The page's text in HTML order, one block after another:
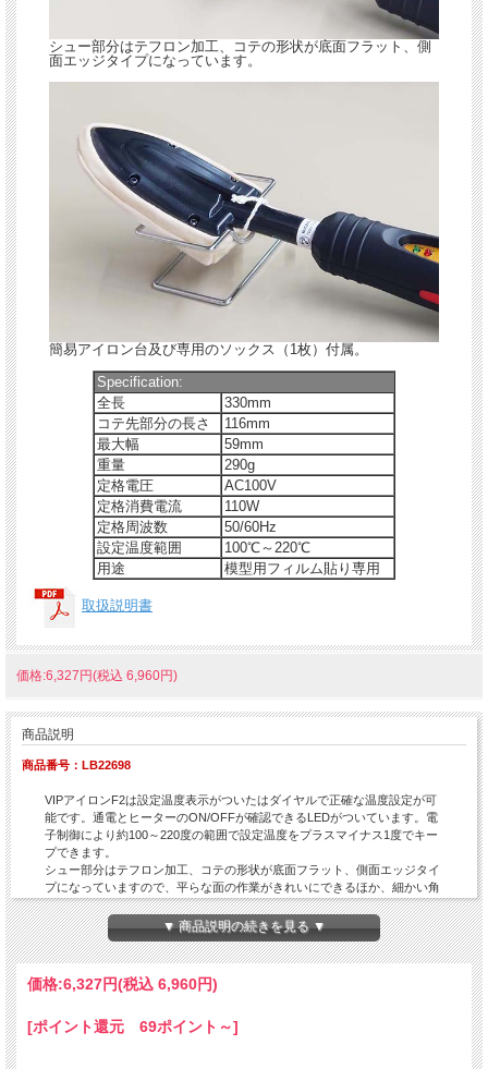
シュー部分はテフロン加工、コテの形状が底面フラット、側
面エッジタイプになっています。
簡易アイロン台及び専用のソックス（1枚）付属。
Specification:
全長
330mm
コテ先部分の長さ
116mm
最大幅
59mm
重量
290g
定格電圧
AC100V
定格消費電流
110W
定格周波数
50/60Hz
設定温度範囲
100℃～220℃
用途
模型用フィルム貼り専用
取扱説明書
価格:6,327円(税込 6,960円)
商品説明
商品番号：LB22698
VIPアイロンF2は設定温度表示がついたはダイヤルで正確な温度設定が可
能です。通電とヒーターのON/OFFが確認できるLEDがついています。電
子制御により約100～220度の範囲で設定温度をプラスマイナス1度でキー
プできます。
シュー部分はテフロン加工、コテの形状が底面フラット、側面エッジタイ
プになっていますので、平らな面の作業がきれいにできるほか、細かい角
の内側もきっちりと押さえつけることが出来ます。
簡易アイロン台及び専用のソックス（1枚）付属。
▼ 商品説明の続きを見る ▼
価格:6,327円(税込 6,960円)
[ポイント還元 69ポイント～]